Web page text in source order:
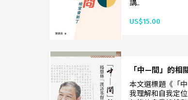
講..
US$15.00
「中—間」的相
本文選標題《「
我理解和自我定